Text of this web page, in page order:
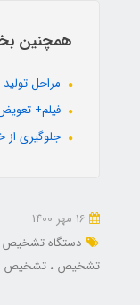
همچنین
مراحل
فیلم+
جلوگیری از خسارت ۵۰
دستگاه تشخیص
تشخیص
تشخیص